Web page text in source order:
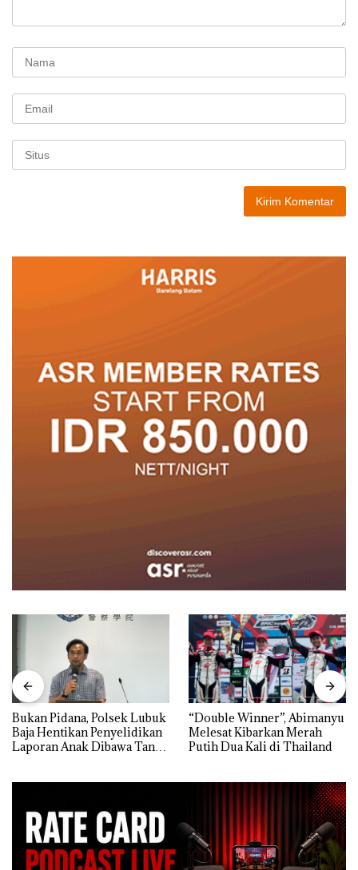
Bukan Pidana, Polsek Lubuk
Baja Hentikan Penyelidikan
Laporan Anak Dibawa Tanpa
“Double Winner”, Abimanyu
Melesat Kibarkan Merah
Putih Dua Kali di Thailand